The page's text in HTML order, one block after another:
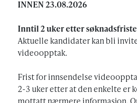
INNEN 23.08.2026
Inntil 2 uker etter
Aktuelle kandidater kan bli
videoopptak.
Frist for innsendelse
2-3 uker etter at den enkelte er